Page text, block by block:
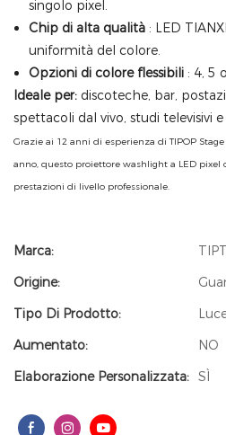
singolo pixel.
Chip di alta qualità: LED
uniformità del colore.
Opzioni di colore flessibili: 4, 5
Ideale per: discoteche, bar,
spettacoli dal vivo, studi televisivi
Grazie ai 12 anni di esperienza di TIPOP
anno, questo proiettore washlight a LED
prestazioni di livello professionale.
Marca:
Origine:
Tipo Di Prodotto:
Aumentato:
NO
Elaborazione Personalizzata: SÌ